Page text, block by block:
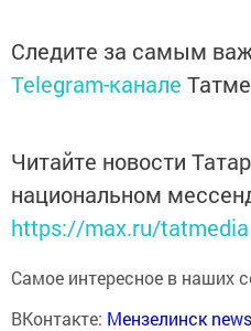
Следите за самым
Telegram-канале
Читайте новости
национальном
https://max.ru/tatmedia
Самое интересное в наших
ВКонтакте: Мензелинск